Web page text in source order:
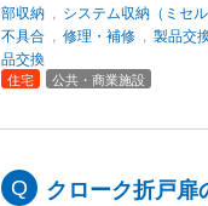
部収納, システム収納（ミセ
不具合, 修理・補修, 製品交
品交換
住宅 公共・商業施設
クローク折戸